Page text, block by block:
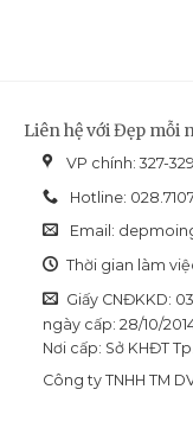
Liên hệ với Đẹp mỗi
VP chính: 327-
Hotline:
Email:
Thời gian làm
Giấy CNĐKKD:
ngày cấp: 28/10/
Nơi cấp: Sở KHĐT
Công ty TNHH TM